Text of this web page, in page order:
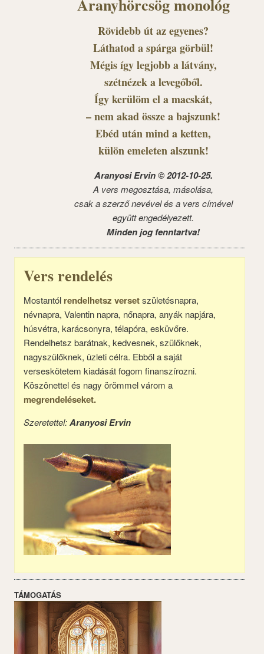
Aranyhörcsög monológ
Rövidebb út az egyenes?
Láthatod a spárga görbül!
Mégis így legjobb a látvány,
szétnézek a levegőből.
Így kerülöm el a macskát,
– nem akad össze a bajszunk!
Ebéd után mind a ketten,
külön emeleten alszunk!
Aranyosi Ervin © 2012-10-25.
A vers megosztása, másolása,
csak a szerző nevével és a vers címével
együtt engedélyezett.
Minden jog fenntartva!
Vers rendelés
Mostantól rendelhetsz versetszületésnapra,
névnapra, Valentin napra, nőnapra, anyák napjára,
húsvétra, karácsonyra, télapóra, esküvőre.
Rendelhetsz barátnak, kedvesnek, szülőknek,
nagyszülőknek, üzleti célra. Ebből a saját
verseskötetem kiadását fogom finanszírozni.
Köszönettel és nagy örömmel várom a
megrendeléseket.
Szeretettel:Aranyosi Ervin
TÁMOGATÁS